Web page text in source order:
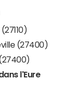
(27400)
l'Eure